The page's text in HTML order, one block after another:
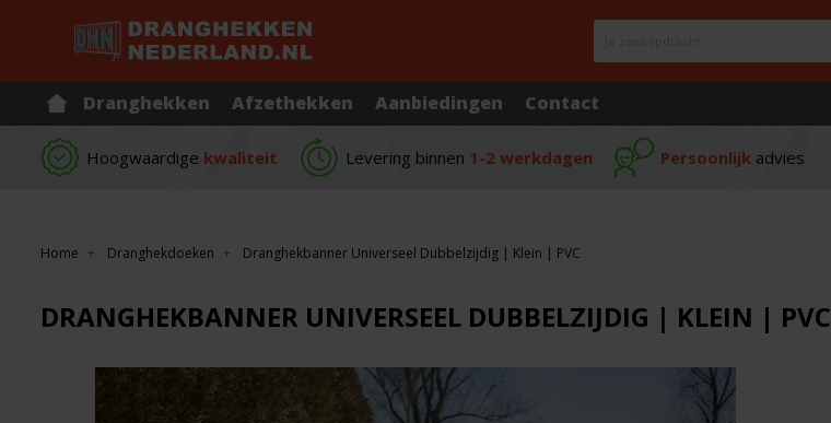
Dranghekken Afzethekken Aanbiedingen Contact
Hoogwaardige kwaliteit Levering binnen 1-2 werkdagen Persoonlijk advies
Home Dranghekdoeken Dranghekbanner Universeel Dubbelzijdig | Klein | PVC
DRANGHEKBANNER UNIVERSEEL DUBBELZIJDIG | KLEIN | PVC